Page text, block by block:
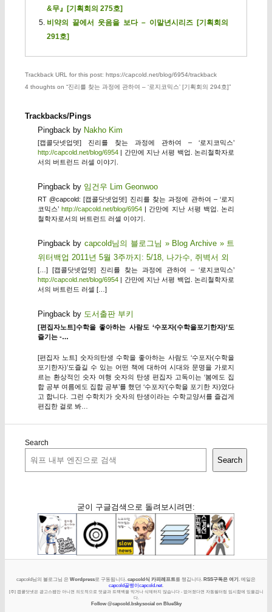
&무』[기획회의 275호]
비약의 끝에서 웃음을 보다 – 이말년시리즈 [기획회의
291호]
Trackback URL for this post: https://capcold.net/blog/6954/trackback
4 thoughts on “진리를 찾는 과정에 관하여 – ‘로지코믹스’ [기획회의 294호]”
Trackbacks/Pings
Pingback by Nakho Kim
[캡콜닷넷업뎃] 진리를 찾는 과정에 관하여 – ‘로지코믹스’
http://capcold.net/blog/6954| 간만에 지난 서평 백업. 논리철학자로
서의 버트런드 러셀 이야기.
Pingback by 임건우 Lim Geonwoo
RT @capcold: [캡콜닷넷업뎃] 진리를 찾는 과정에 관하여 – ‘로지
코믹스’ http://capcold.net/blog/6954 | 간만에 지난 서평 백업. 논리
철학자로서의 버트런드 러셀 이야기.
Pingback bycapcold님의 블로그님 » Blog Archive » 트
위터백업 2011년 5월 3주까지: 5/18, 나가수, 쥐벽서 외
[…] [캡콜닷넷업뎃] 진리를 찾는 과정에 관하여 – ‘로지코믹스’
http://capcold.net/blog/6954| 간만에 지난 서평 백업. 논리철학자로
서의 버트런드 러셀 […]
Pingback by 도서출판 부키
[편집자노트]수학을 좋아하는 사람도 ‘수포자(수학을포기한자)’도
즐기는 -…
[편집자 노트] 숫자의탄생 수학을 좋아하는 사람도 ‘수포자(수학을
포기한자)’도즐길 수 있는 어떤 책에 대하여 시대와 문명을 가로지
르는 환상적인 숫자 여행 숫자의 탄생 편집자 고독이는 ‘봄에도 집
합 공부 여름에도 집합 공부’를 했던 ‘수포자'(수학을 포기한 자)였다
고 합니다. 그런 수학치가 숫자의 탄생이라는 수학교양서를 즐겁게
편집한 걸로 봐…
Search
Search
굳이 구글검색으로 돌려보시려면:
capcold님의 블로그님 은 Wordpress로 구동됩니다. capcold식 카피레프트를 챙깁니다. RSS구독은 여기 . 메일은
capcold골뱅이capcold.net
[주] 캡콜닷넷은 광고스팸만 아니면 의도적으로 덧글과 트랙백을 막거나 삭제하지 않습니다 - 없어졌다면 자동필터링 임시함에 있을겁니
다.
Follow @capcold.bsky.social on BlueSky